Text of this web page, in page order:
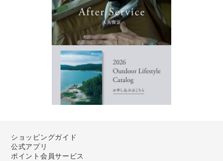
ショッピングガイド
公式アプリ
ポイント会員サービス